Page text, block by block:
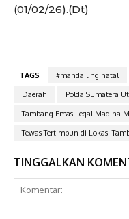
(01/02/26).(Dt)
TAGS #mandailing natal
Daerah
Polda Sumatera
Tambang Emas Ilegal Madina
Tewas Tertimbun di Lokasi
TINGGALKAN